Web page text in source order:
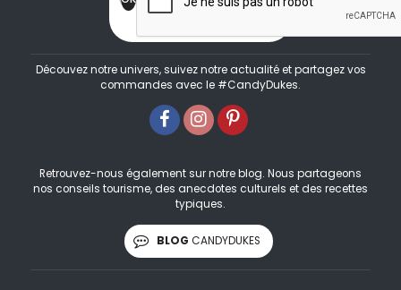
Découvez notre univers, suivez notre actualité et partagez vos
commandes avec le #CandyDukes.
Retrouvez-nous également sur notre blog. Nous partageons
nos conseils tourisme, des anecdotes culturels et des recettes
typiques.
BLOG CANDYDUKES